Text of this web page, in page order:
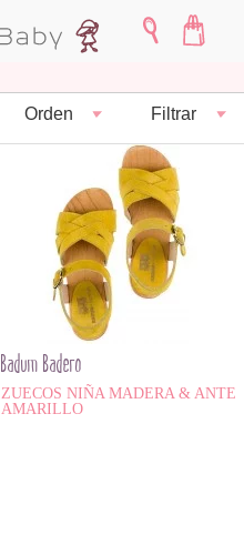
Orden Filtrar
Badum Badero
ZUECOS NIÑA MADERA & ANTE
AMARILLO